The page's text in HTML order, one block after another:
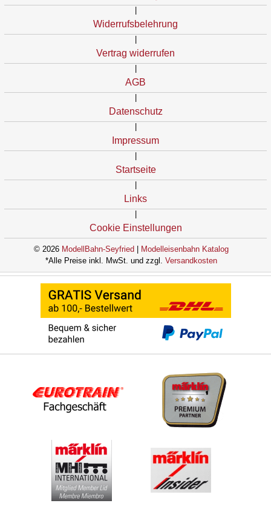
Widerrufsbelehrung
Vertrag widerrufen
AGB
Datenschutz
Impressum
Startseite
Links
Cookie Einstellungen
© 2026 ModellBahn-Seyfried
Modelleisenbahn Katalog
*Alle Preise inkl. MwSt. und zzgl. Versandkosten